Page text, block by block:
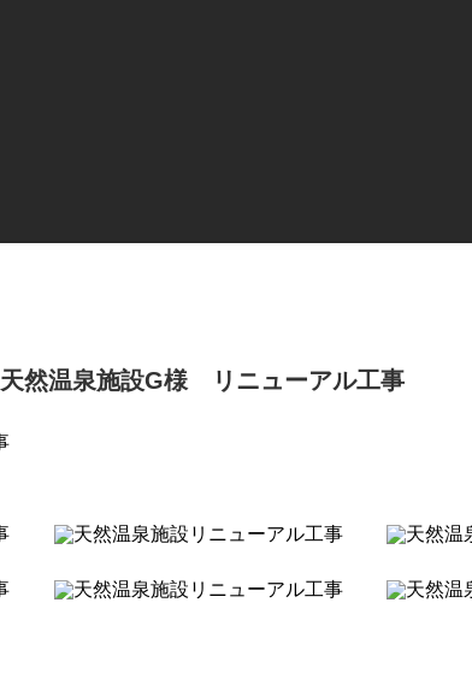
天然温泉施設G様 リニューアル工事